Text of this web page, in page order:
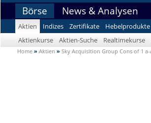
Börse News & Analysen
Aktien Indizes Zertifikate Hebelprodukte
Aktienkurse
Aktien-Suche Realtimekurse
Home » Aktien » Sky Acquisition Group Cons of 1